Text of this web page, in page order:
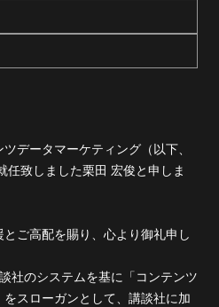
データマーケティング（以下、
致しました栗田 宏俊と申しま
ご高配を賜り、心より御礼申し
社のシステムを基に「コンテンツ
スローガンとして、講談社に加